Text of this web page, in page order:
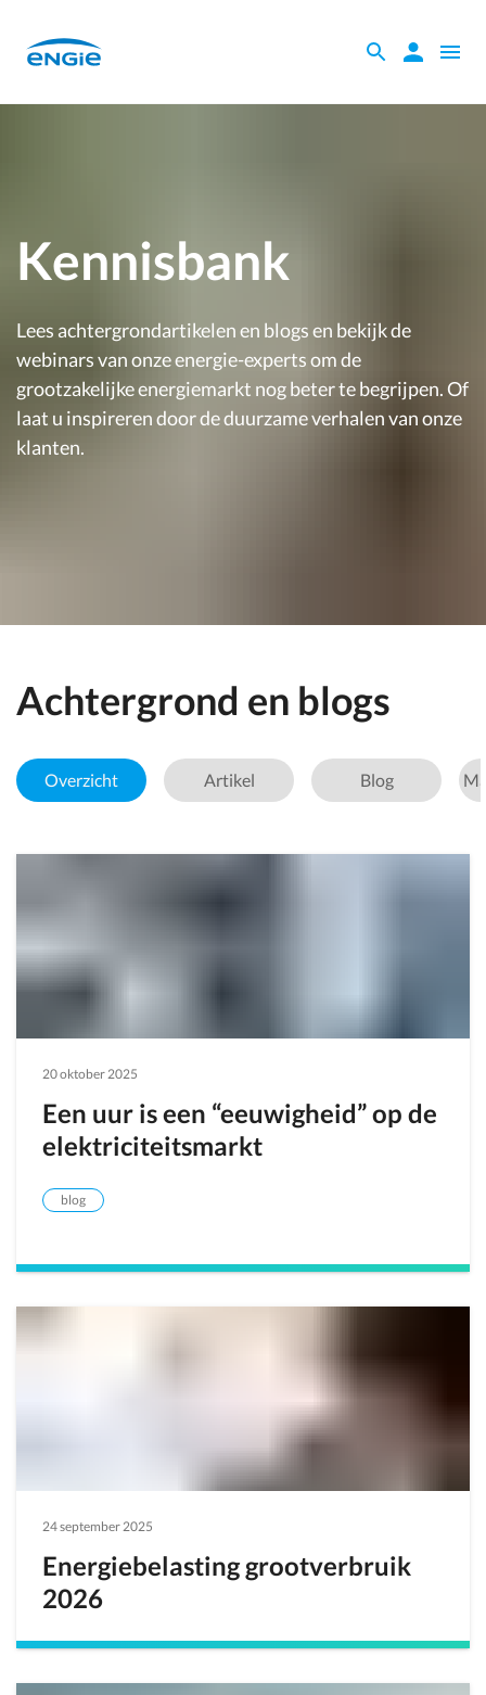
mainZoeken
de
Zoeken
Open
Kennisbank
Lees achtergrondartikelen en blogs en bekijk de
webinars van onze energie-experts om de
grootzakelijke energiemarkt nog beter te begrijpen. Of
laat u inspireren door de duurzame verhalen van onze
klanten.
Achtergrond en blogs
Overzicht Artikel Blog
20 oktober 2025
Een uur is een “eeuwigheid” op de
elektriciteitsmarkt
blog
24 september 2025
Energiebelasting grootverbruik
2026